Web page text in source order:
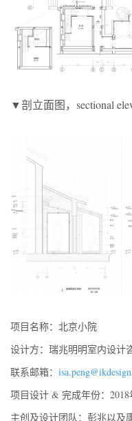
▼剖立面图，sectional
项目名称：北京小院
设计方：瑞兆明明室内设计
联系邮箱：
项目设计 & 完成年份：2018
主创及设计团队：彭兆以及